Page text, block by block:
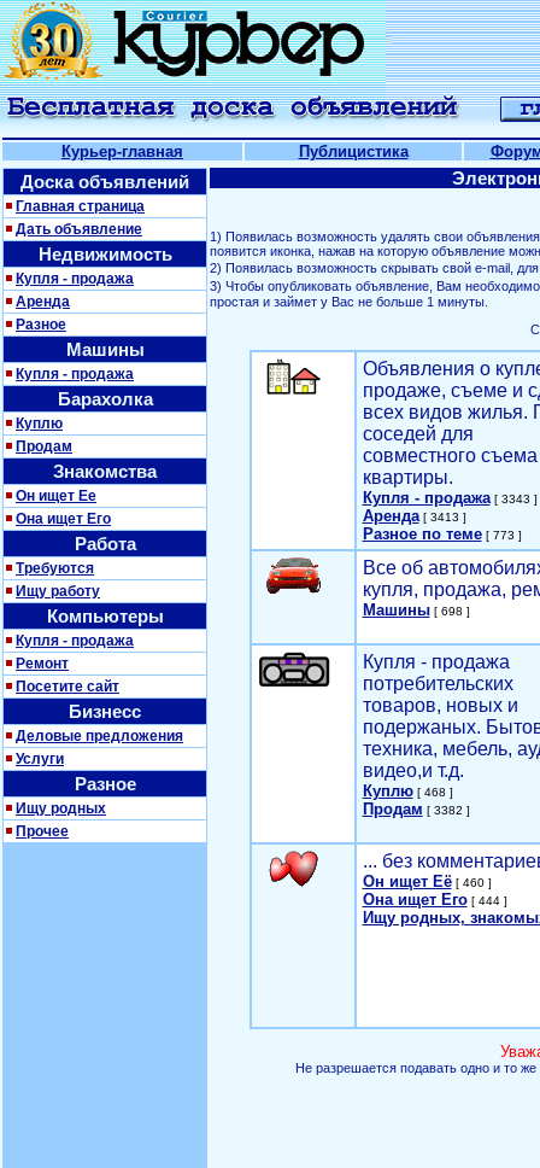
Курьер-главная Публицистика
Доска объявлений
Главная страница
Дать объявление
Недвижимость
Купля - продажа
Аренда
Разное
Машины
Купля - продажа
Барахолка
Куплю
Продам
Знакомства
Он ищет Ее
Она ищет Его
Работа
Требуются
Ищу работу
Компьютеры
Купля - продажа
Ремонт
Посетите сайт
Бизнесс
Деловые предложения
Услуги
Разное
Ищу родных
Прочее
1) Появилась возможность удалять свои
появится иконка, нажав на которую объявление
2) Появилась возможность скрывать свой е-mail,
3) Чтобы опубликовать объявление, Вам
простая и займет у Вас не больше 1 минуты.
Объявления о
продаже, съеме и
всех видов жилья.
соседей для
совместного съема
квартиры.
Купля - продажа[ 3343 ]
Аренда[ 3413 ]
Разное по теме[ 773 ]
Все об
купля, продажа,
Машины[ 698 ]
Купля - продажа
потребительских
товаров, новых и
подержаных.
техника, мебель,
видео,и т.д.
Куплю[ 468 ]
Продам [ 3382 ]
... без
Он ищет Её[ 460 ]
Она ищет Его[ 444 ]
Ищу родных,
Не разрешается подавать одно и то